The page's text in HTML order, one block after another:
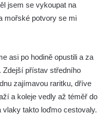
jsem se vykoupat na
mořské potvory se mi
asi po hodině opustili a za
Zdejší přístav středního
zajímavou raritku, dříve
a koleje vedly až téměř do
takto loďmo cestovaly.